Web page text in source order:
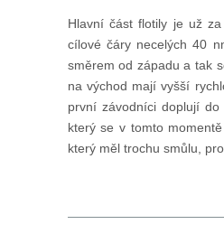
Hlavní část flotily je už
cílové čáry necelých 40
směrem od západu a tak
na východ mají vyšší
první závodníci doplují
který se v tomto
který měl trochu smůlu,